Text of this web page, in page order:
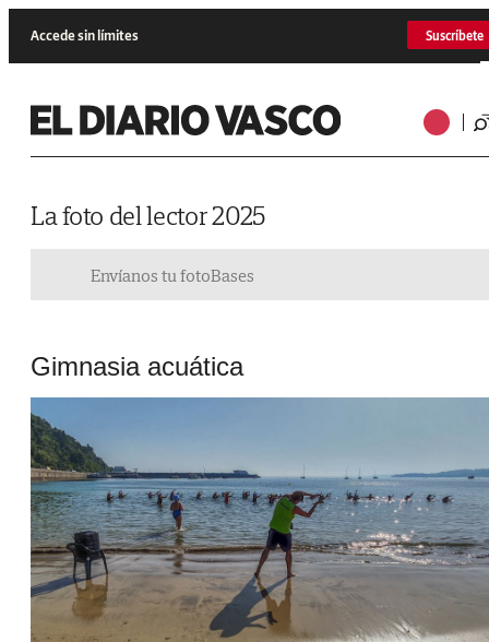
Accede sin límites Suscríbete
La foto del lector 2025
Envíanos tu fotoBases
Gimnasia acuática